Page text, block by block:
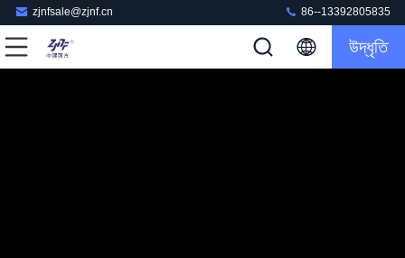
zjnfsale@zjnf.cn 86--13392805835
উদ্ধৃতি